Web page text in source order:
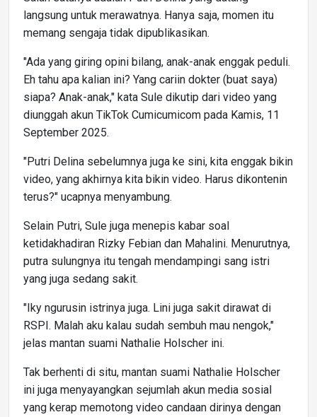
langsung untuk merawatnya. Hanya saja, momen itu
memang sengaja tidak dipublikasikan.
"Ada yang giring opini bilang, anak-anak enggak peduli.
Eh tahu apa kalian ini? Yang cariin dokter (buat saya)
siapa? Anak-anak," kata Sule dikutip dari video yang
diunggah akun TikTok Cumicumicom pada Kamis, 11
September 2025.
"Putri Delina sebelumnya juga ke sini, kita enggak bikin
video, yang akhirnya kita bikin video. Harus dikontenin
terus?" ucapnya menyambung.
Selain Putri, Sule juga menepis kabar soal
ketidakhadiran Rizky Febian dan Mahalini. Menurutnya,
putra sulungnya itu tengah mendampingi sang istri
yang juga sedang sakit.
"Iky ngurusin istrinya juga. Lini juga sakit dirawat di
RSPI. Malah aku kalau sudah sembuh mau nengok,"
jelas mantan suami Nathalie Holscher ini.
Tak berhenti di situ, mantan suami Nathalie Holscher
ini juga menyayangkan sejumlah akun media sosial
yang kerap memotong video candaan dirinya dengan